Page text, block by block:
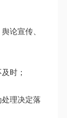
论宣传、
时；
处理决定落